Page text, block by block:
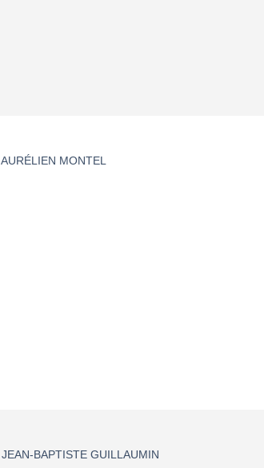
,AURÉLIEN MONTEL
,JEAN-BAPTISTE GUILLAUMIN